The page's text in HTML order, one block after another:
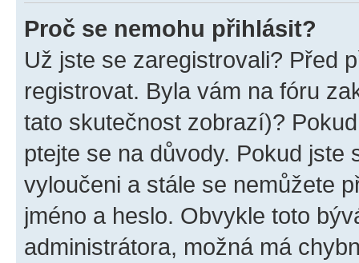
Proč se nemohu přihlásit?
Už jste se zaregistrovali? Před
registrovat. Byla vám na fóru
tato skutečnost zobrazí)?
ptejte se na důvody. Pokud jste
vyloučeni a stále se nemůžete
jméno a heslo. Obvykle toto
administrátora, možná má